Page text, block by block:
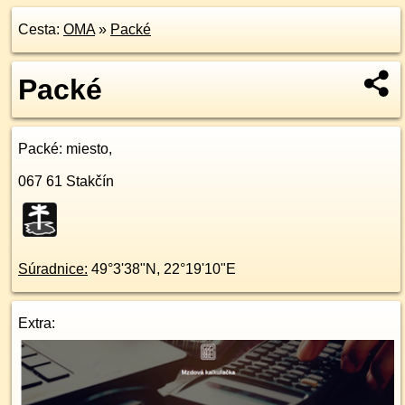
Cesta: OMA» Packé
Packé
Packé: miesto,
067 61 Stakčín
Súradnice: 49°3'38"N , 22°19'10"E
Extra: